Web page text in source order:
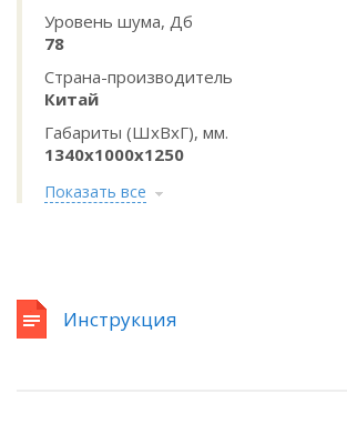
Уровень шума, Дб
78
Страна-производитель
Китай
Габариты (ШхВхГ), мм.
1340х1000х1250
Показать все
Инструкция